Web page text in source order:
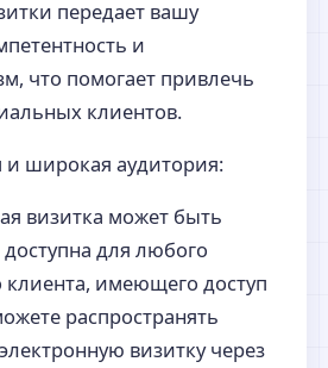
передает вашу
и
что помогает привлечь
клиентов.
и широкая аудитория:
визитка может быть
для любого
клиента, имеющего доступ
распространять
визитку через